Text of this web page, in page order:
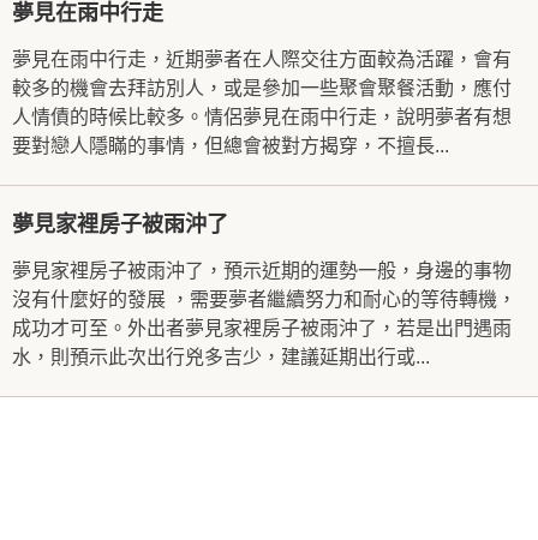
夢見在雨中行走
夢見在雨中行走，近期夢者在人際交往方面較為活躍，會有
較多的機會去拜訪別人，或是參加一些聚會聚餐活動，應付
人情債的時候比較多。情侶夢見在雨中行走，說明夢者有想
要對戀人隱瞞的事情，但總會被對方揭穿，不擅長...
夢見家裡房子被雨沖了
夢見家裡房子被雨沖了，預示近期的運勢一般，身邊的事物
沒有什麼好的發展 ，需要夢者繼續努力和耐心的等待轉機，
成功才可至。外出者夢見家裡房子被雨沖了，若是出門遇雨
水，則預示此次出行兇多吉少，建議延期出行或...